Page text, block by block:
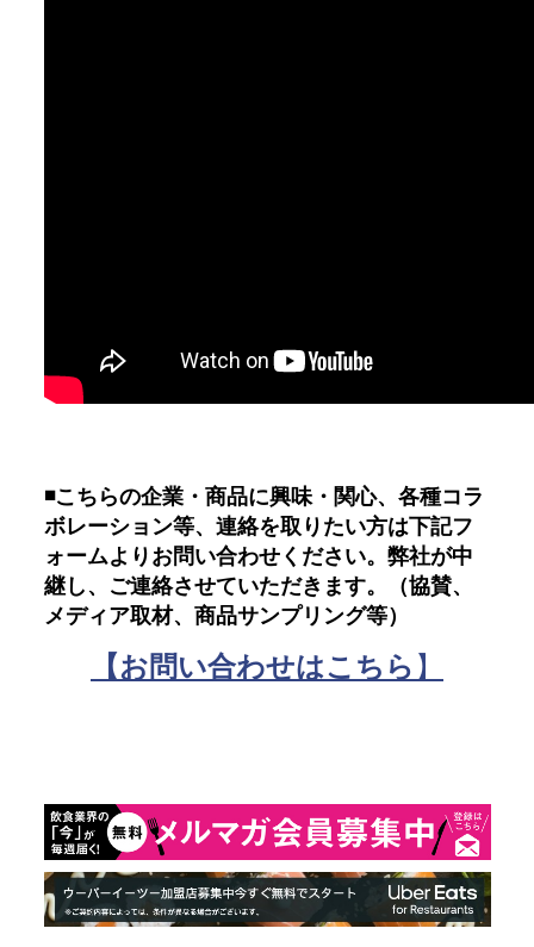
◾️こちらの企業・商品に興味・関心、各種コラ
ボレーション等、連絡を取りたい方は下記フ
ォームよりお問い合わせください。弊社が中
継し、ご連絡させていただきます。（協賛、
メディア取材、商品サンプリング等）
【お問い合わせはこちら】